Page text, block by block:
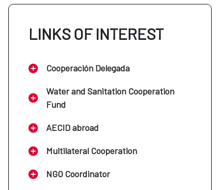
LINKS OF INTEREST
Cooperación Delegada
Water and Sanitation Cooperation
Fund
AECID abroad
Multilateral Cooperation
NGO Coordinator